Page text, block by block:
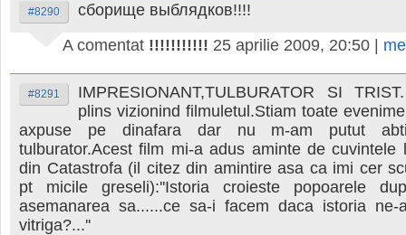
#8290
сборище выблядков!!!!
A comentat !!!!!!!!!!! 25 aprilie 2009, 20:50
#8291
IMPRESIONANT,TULBURATOR SI
plins vizionind filmuletul.Stiam toate
axpuse pe dinafara dar nu m-am putut
tulburator.Acest film mi-a adus aminte de cuvintele
din Catastrofa (il citez din amintire asa ca imi cer
pt micile greseli):''Istoria croieste popoarele
asemanarea sa......ce sa-i facem daca istoria ne-
vitriga?...''